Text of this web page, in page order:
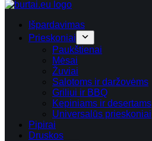
Išpardavimas
Prieskoniai
Paukštienai
Mėsai
Žuviai
Salotoms ir daržovėms
Griliui ir BBQ
Kepiniams ir desertams
Universalūs prieskoniai
Pipirai
Druskos